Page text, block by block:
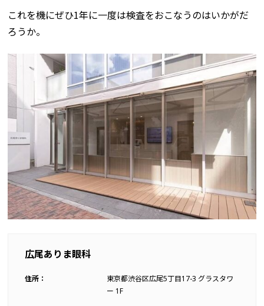
これを機にぜひ1年に一度は検査をおこなうのはいかがだ
ろうか。
広尾ありま眼科
住所：
東京都渋谷区広尾5丁目17-3 グラスタワ
ー 1F